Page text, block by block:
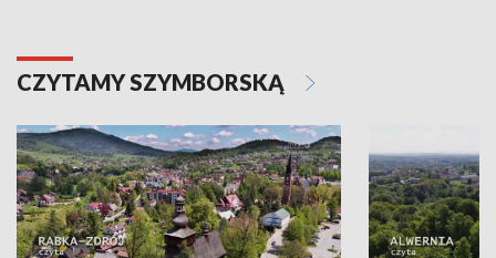
CZYTAMY SZYMBORSKĄ